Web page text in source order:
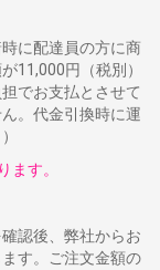
に配達員の方に商
11,000円（税別）
でお支払とさせて
。代金引換時に運
い。）
ます。
認後、弊社からお
す。ご注文金額の